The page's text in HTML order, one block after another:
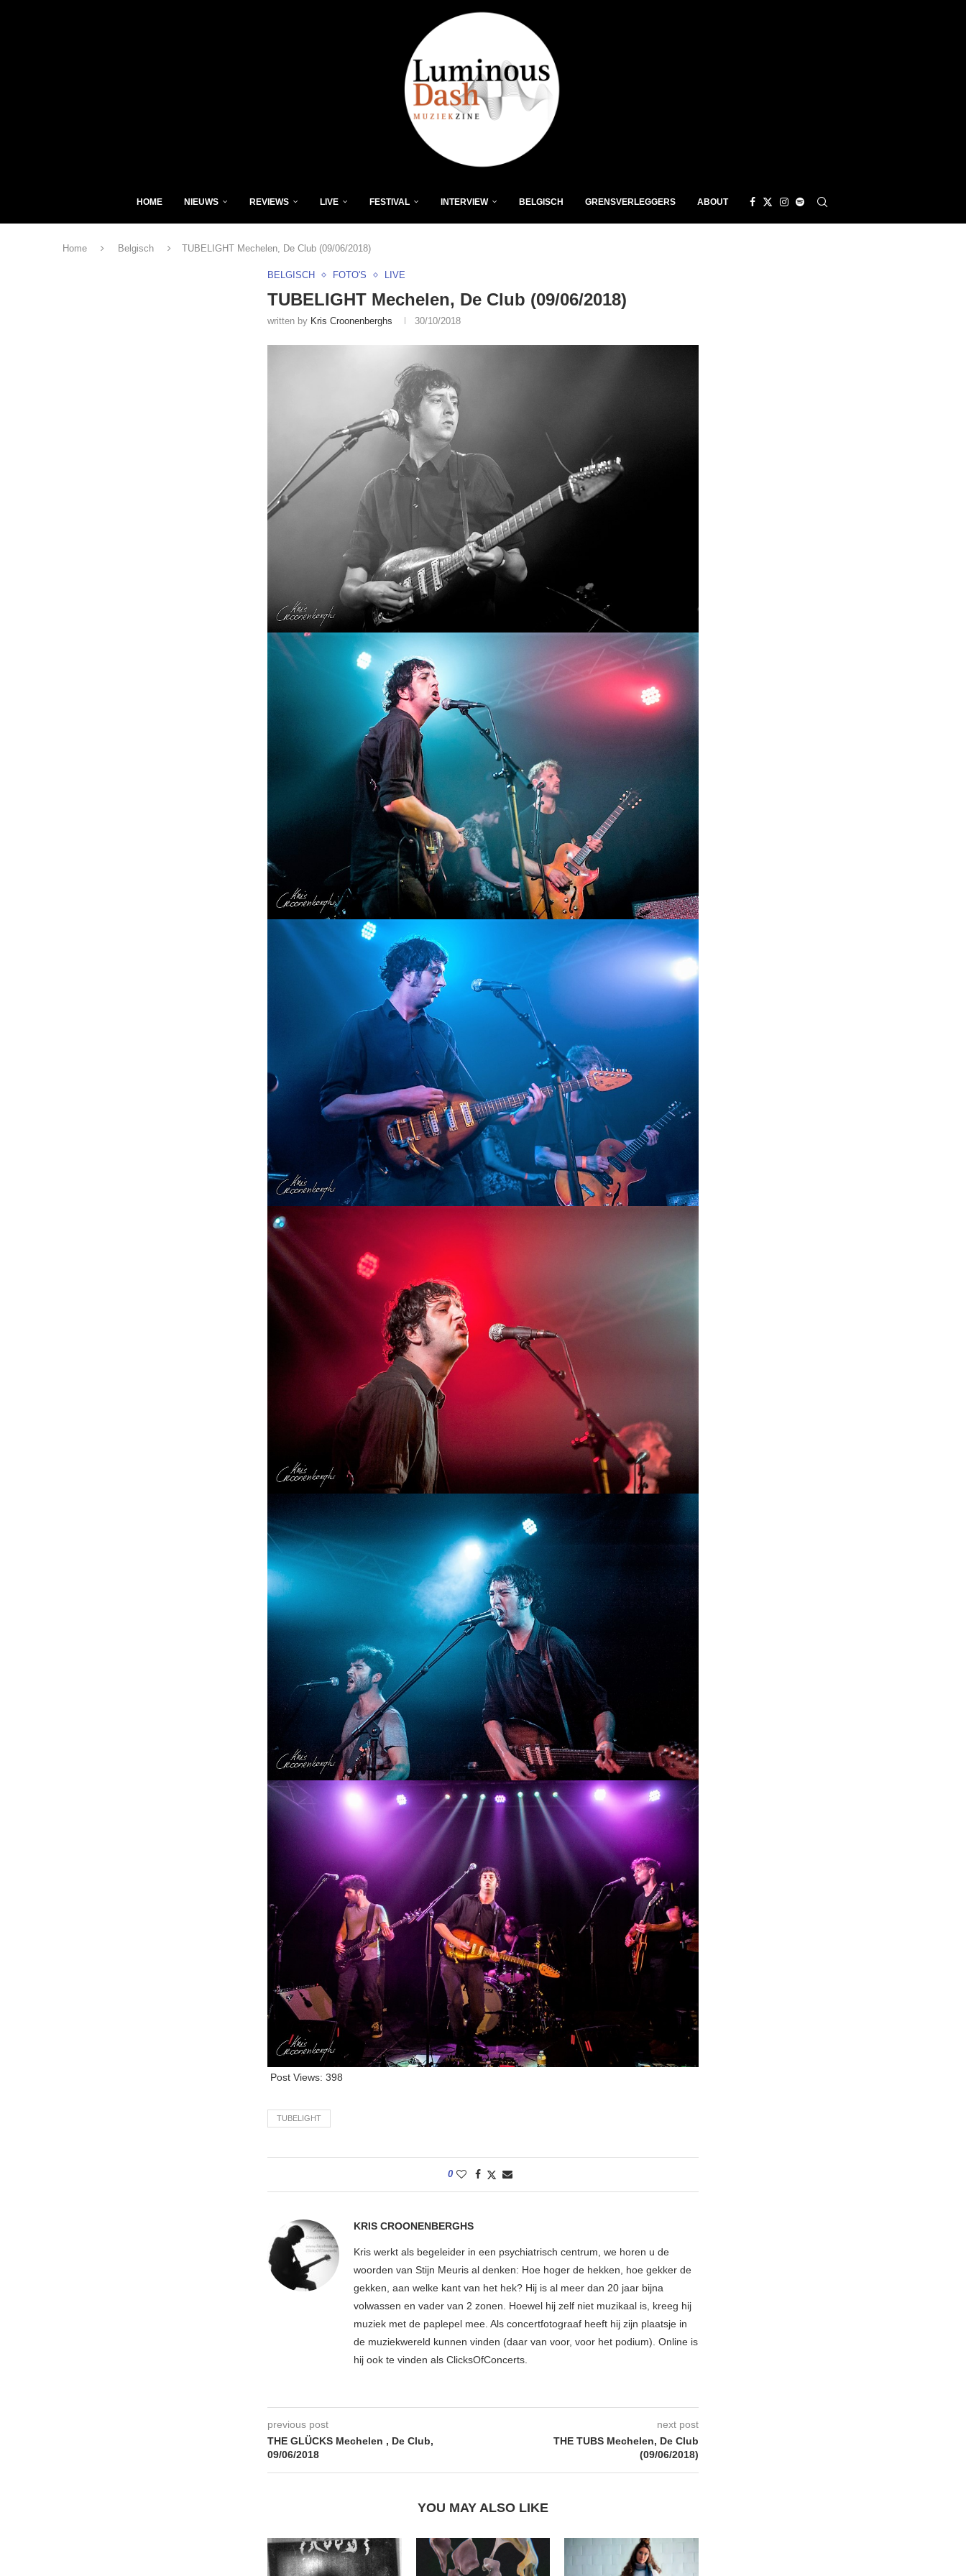
HOME NIEUWS REVIEWS LIVE FESTIVAL INTERVIEW BELGISCH GRENSVERLEGGERS ABOUT
Home Belgisch TUBELIGHT Mechelen, De Club (09/06/2018)
BELGISCH FOTO'S LIVE
TUBELIGHT Mechelen, De Club (09/06/2018)
written by Kris Croonenberghs 30/10/2018
Post Views: 398
TUBELIGHT
0
KRIS CROONENBERGHS
Kris werkt als begeleider in een psychiatrisch centrum, we horen u de
woorden van Stijn Meuris al denken: Hoe hoger de hekken, hoe gekker de
gekken, aan welke kant van het hek? Hij is al meer dan 20 jaar bijna
volwassen en vader van 2 zonen. Hoewel hij zelf niet muzikaal is, kreeg hij
muziek met de paplepel mee. Als concertfotograaf heeft hij zijn plaatsje in
de muziekwereld kunnen vinden (daar van voor, voor het podium). Online is
hij ook te vinden als ClicksOfConcerts.
previous post
THE GLÜCKS Mechelen , De Club,
09/06/2018
next post
THE TUBS Mechelen, De Club
(09/06/2018)
YOU MAY ALSO LIKE